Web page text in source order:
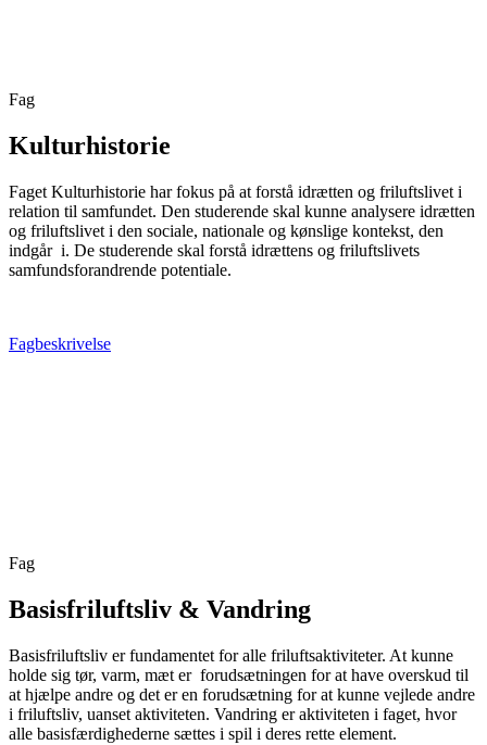
Fag
Kulturhistorie
Faget Kulturhistorie har fokus på at forstå idrætten og friluftslivet i
relation til samfundet. Den studerende skal kunne analysere idrætten
og friluftslivet i den sociale, nationale og kønslige kontekst, den
indgår i. De studerende skal forstå idrættens og friluftslivets
samfundsforandrende potentiale.
Fagbeskrivelse
Fag
Basisfriluftsliv & Vandring
Basisfriluftsliv er fundamentet for alle friluftsaktiviteter. At kunne
holde sig tør, varm, mæt er forudsætningen for at have overskud til
at hjælpe andre og det er en forudsætning for at kunne vejlede andre
i friluftsliv, uanset aktiviteten. Vandring er aktiviteten i faget, hvor
alle basisfærdighederne sættes i spil i deres rette element.